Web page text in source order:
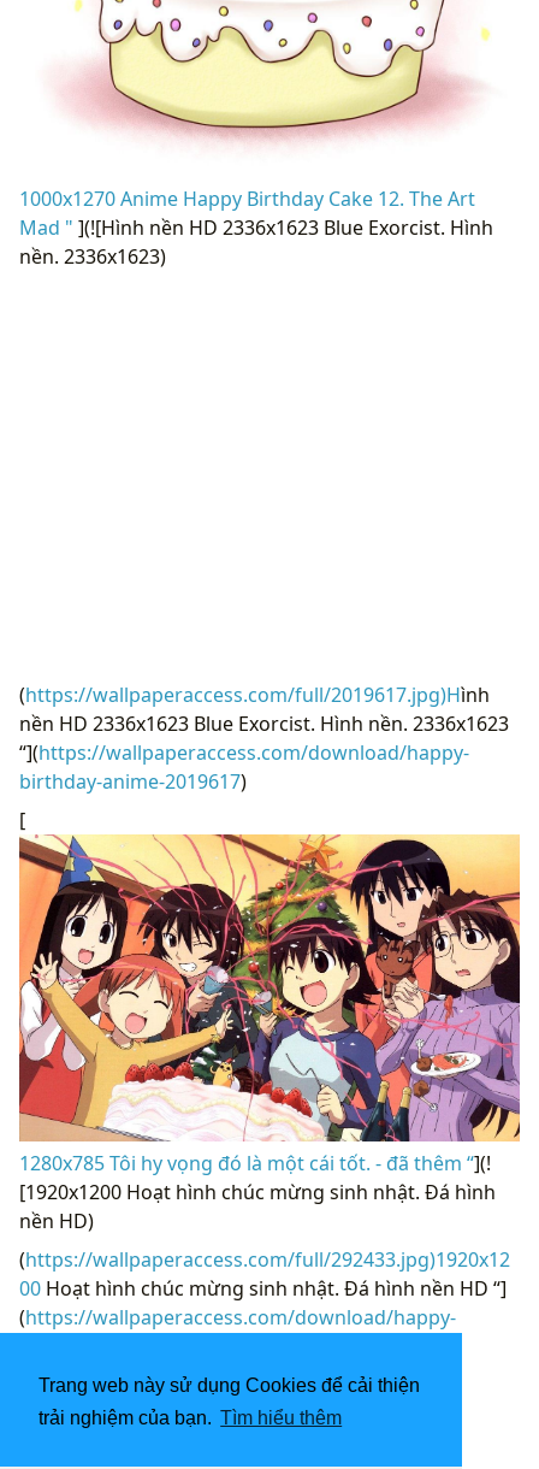
Trang web này sử dụng Cookies để cải thiện
trải nghiệm của bạn. Tìm hiểu thêm
1000x1270 Anime Happy Birthday Cake 12. The Art
Mad " ](![Hình nền HD 2336x1623 Blue Exorcist. Hình
nền. 2336x1623)
(https://wallpaperaccess.com/full/2019617.jpg)Hình
nền HD 2336x1623 Blue Exorcist. Hình nền. 2336x1623
“](https://wallpaperaccess.com/download/happy-
birthday-anime-2019617)
[
1280x785 Tôi hy vọng đó là một cái tốt. - đã thêm “](!
[1920x1200 Hoạt hình chúc mừng sinh nhật. Đá hình
nền HD)
(https://wallpaperaccess.com/full/292433.jpg)1920x12
00 Hoạt hình chúc mừng sinh nhật. Đá hình nền HD “]
(https://wallpaperaccess.com/download/happy-